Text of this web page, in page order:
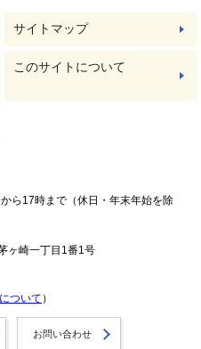
サイトマップ
このサイトについて
ら17時まで（休日・年末年始を除
ヶ崎一丁目1番1号
ついて ）
お問い合わせ